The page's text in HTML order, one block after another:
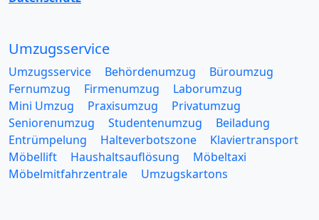
Umzugsservice
Umzugsservice Behördenumzug
Büroumzug
Fernumzug
Firmenumzug
Laborumzug
Mini Umzug
Praxisumzug
Privatumzug
Seniorenumzug
Studentenumzug
Beiladung
Entrümpelung
Halteverbotszone
Klaviertransport
Möbellift
Haushaltsauflösung
Möbeltaxi
Möbelmitfahrzentrale
Umzugskartons